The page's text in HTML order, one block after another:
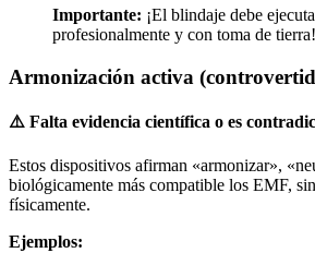
Importante: ¡El blindaje debe
profesionalmente y con toma de tierra!
Armonización activa
⚠️ Falta evidencia científica o es
Estos dispositivos afirman «armonizar»,
biológicamente más compatible los EMF,
físicamente.
Ejemplos: